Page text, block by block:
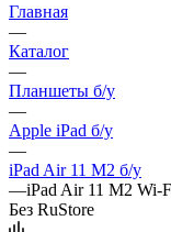
Главная
—
Каталог
—
Планшеты б/у
—
Apple iPad б/у
—
iPad Air 11 M2 б/у
—iPad Air 11 M2
Без RuStore